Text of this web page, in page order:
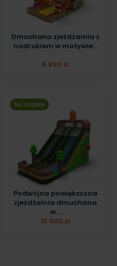
Dmuchana zjeżdżalnia z
nadrukiem w motywie...
6 990 zł
Na stanie
Podwójna powiększona
zjeżdżalnia dmuchana
w...
15 000 zł